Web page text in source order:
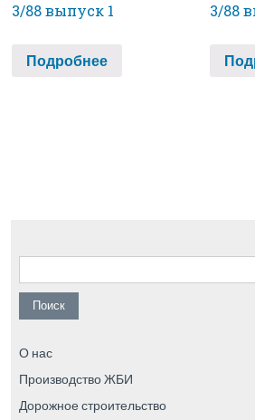
3/88 выпуск 1
Подробнее
3/88
Найти:
О нас
Производство ЖБИ
Дорожное строительство